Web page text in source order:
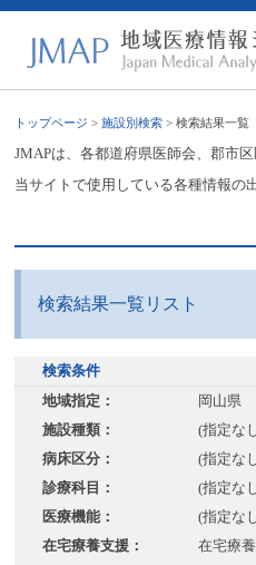
トップページ >施設別検索 > 検索結果一覧
JMAPは、各都道府県医師会、郡市
当サイトで使用している各種情報の
検索結果一覧リスト
検索条件
地域指定：
岡山県
施設種類：
(指定な
病床区分：
(指定な
診療科目：
(指定な
医療機能：
(指定な
在宅療養支援：
在宅療